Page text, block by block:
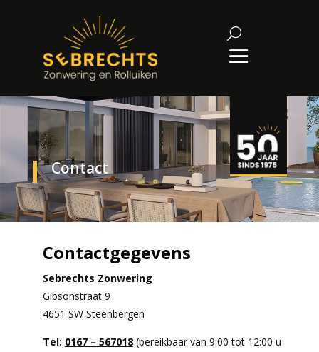
Contact
Contactgegevens
Sebrechts Zonwering
Gibsonstraat 9
4651 SW Steenbergen
Tel: 0167 – 567018(bereikbaar van 9:00 tot 12:00 u